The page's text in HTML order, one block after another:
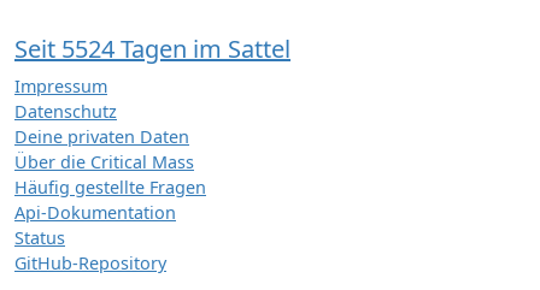
Seit 5524 Tagen im Sattel
Impressum
Datenschutz
Deine privaten Daten
Über die Critical Mass
Häufig gestellte Fragen
Api-Dokumentation
Status
GitHub-Repository